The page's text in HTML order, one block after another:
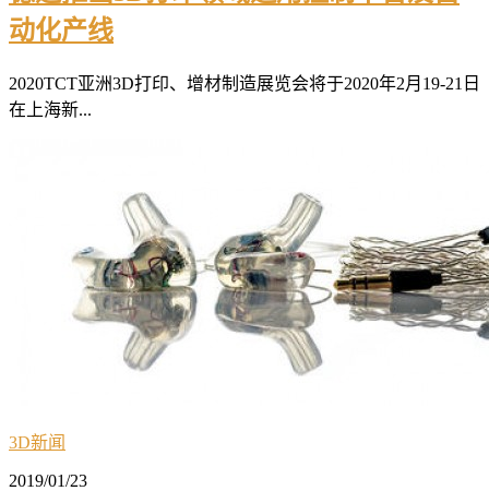
动化产线
2020TCT亚洲3D打印、增材制造展览会将于2020年2月19-21日
在上海新...
3D新闻
2019/01/23